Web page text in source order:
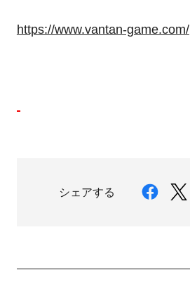
https://www.vantan-game.com/
シェアする